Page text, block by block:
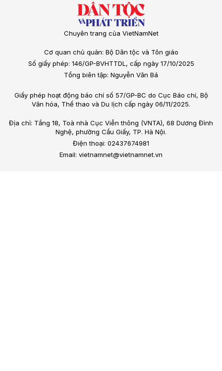
Chuyên trang của VietNamNet
Cơ quan chủ quản: Bộ Dân tộc và Tôn giáo
Số giấy phép: 146/GP-BVHTTDL, cấp ngày 17/10/2025
Tổng biên tập: Nguyễn Văn Bá
Giấy phép hoạt động báo chí số 57/GP-BC do Cục Báo chí, Bộ
Văn hóa, Thể thao và Du lịch cấp ngày 06/11/2025.
Địa chỉ: Tầng 18, Toà nhà Cục Viễn thông (VNTA), 68 Dương Đình
Nghệ, phường Cầu Giấy, TP. Hà Nội.
Điện thoại: 02437674981
Email: vietnamnet@vietnamnet.vn